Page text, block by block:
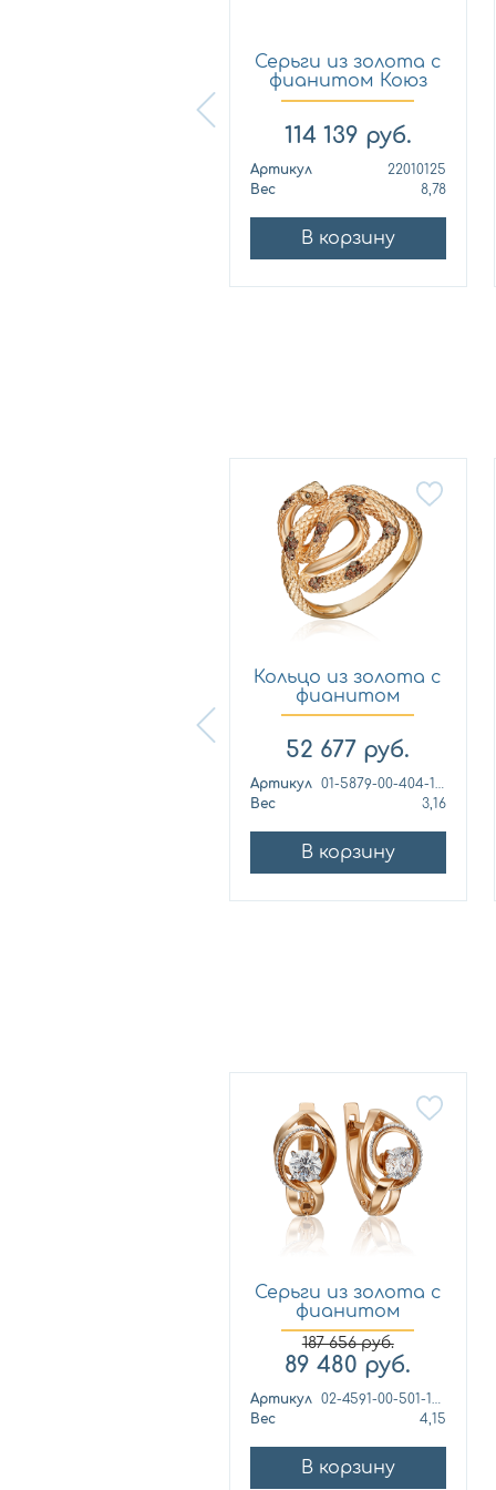
Серьги из золота с
фианитом Коюз
2201...
114 139 руб.
Артикул
22010125
Вес
8,78
В корзину
Кольцо из золота с
фианитом
Платина 0...
52 677 руб.
Артикул
01-5879-00-404-1110
Вес
3,16
В корзину
Серьги из золота с
фианитом
Платина 0...
187 656руб.
89 480 руб.
Артикул
02-4591-00-501-1111-38
Вес
4,15
В корзину